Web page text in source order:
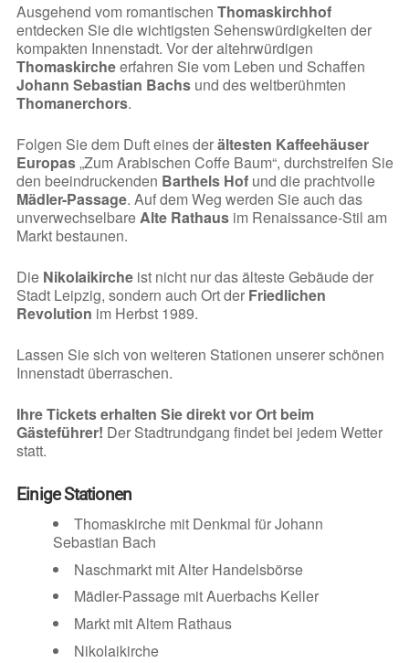
Ausgehend vom romantischen Thomaskirchhof
entdecken Sie die wichtigsten Sehenswürdigkeiten der
kompakten Innenstadt. Vor der altehrwürdigen
Thomaskircheerfahren Sie vom Leben und Schaffen
Johann Sebastian Bachsund des weltberühmten
Thomanerchors.
Folgen Sie dem Duft eines derältesten Kaffeehäuser
Europas„Zum Arabischen Coffe Baum“, durchstreifen Sie
den beeindruckenden Barthels Hofund die prachtvolle
Mädler-Passage. Auf dem Weg werden Sie auch das
unverwechselbareAlte Rathausim Renaissance-Stil am
Markt bestaunen.
Die Nikolaikircheist nicht nur das älteste Gebäude der
Stadt Leipzig, sondern auch Ort der Friedlichen
Revolution im Herbst 1989.
Lassen Sie sich von weiteren Stationen unserer schönen
Innenstadt überraschen.
Ihre Tickets erhalten Sie direkt vor Ort beim
Gästeführer! Der Stadtrundgang findet bei jedem Wetter
statt.
Einige Stationen
Thomaskirche mit Denkmal für Johann
Sebastian Bach
Naschmarkt mit Alter Handelsbörse
Mädler-Passage mit Auerbachs Keller
Markt mit Altem Rathaus
Nikolaikirche